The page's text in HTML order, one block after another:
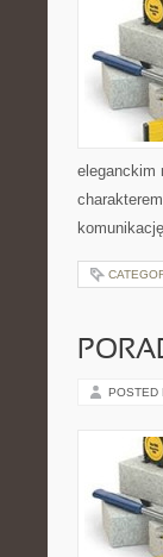
eleganckim
POSTED